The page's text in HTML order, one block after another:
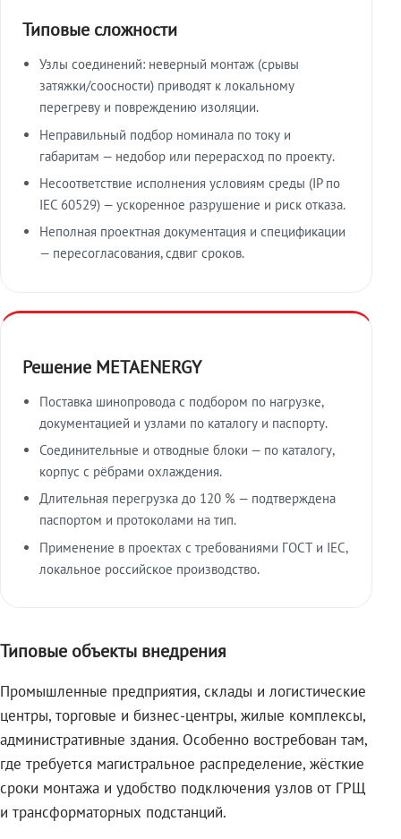
Типовые сложности
Узлы соединений: неверный монтаж (срывы
затяжки/соосности) приводят к локальному
перегреву и повреждению изоляции.
Неправильный подбор номинала по току и
габаритам — недобор или перерасход по проекту.
Несоответствие исполнения условиям среды (IP по
IEC 60529) — ускоренное разрушение и риск отказа.
Неполная проектная документация и спецификации
— пересогласования, сдвиг сроков.
Решение METAENERGY
Поставка шинопровода с подбором по нагрузке,
документацией и узлами по каталогу и паспорту.
Соединительные и отводные блоки — по каталогу,
корпус с рёбрами охлаждения.
Длительная перегрузка до 120 % — подтверждена
паспортом и протоколами на тип.
Применение в проектах с требованиями ГОСТ и IEC,
локальное российское производство.
Типовые объекты внедрения
Промышленные предприятия, склады и логистические
центры, торговые и бизнес-центры, жилые комплексы,
административные здания. Особенно востребован там,
где требуется магистральное распределение, жёсткие
сроки монтажа и удобство подключения узлов от ГРЩ
и трансформаторных подстанций.